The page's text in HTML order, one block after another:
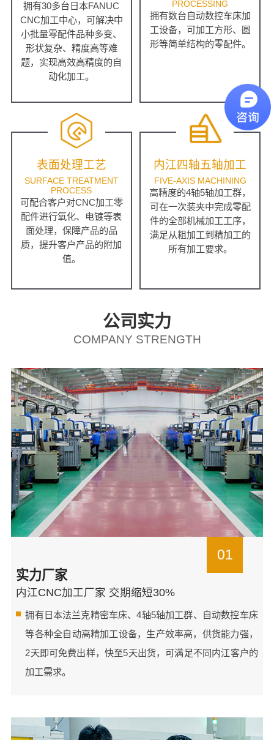
拥有30多台日本FANUC
CNC加工中心，可解决中
小批量零配件品种多变、
形状复杂、精度高等难
题，实现高效高精度的自
动化加工。
PROCESSING
拥有数台自动数控车床加
工设备，可加工方形、圆
形等简单结构的零配件。
表面处理工艺
SURFACE TREATMENT
PROCESS
可配合客户对CNC加工零
配件进行氧化、电镀等表
面处理，保障产品的品
质，提升客户产品的附加
值。
内江四轴五轴加工
FIVE-AXIS MACHINING
高精度的4轴5轴加工群，
可在一次装夹中完成零配
件的全部机械加工工序，
满足从粗加工到精加工的
所有加工要求。
公司实力
COMPANY STRENGTH
01
实力厂家
内江CNC加工厂家 交期缩短30%
拥有日本法兰克精密车床、4轴5轴加工群、自动数控车床
等各种全自动高精加工设备，生产效率高，供货能力强，
2天即可免费出样，快至5天出货，可满足不同内江客户的
加工需求。